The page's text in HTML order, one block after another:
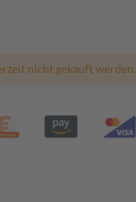
nicht gekauft werden.